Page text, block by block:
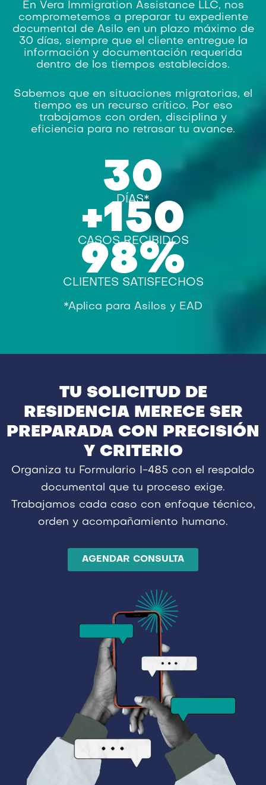
En Vera Immigration Assistance LLC, nos
comprometemos a preparar tu expediente
documental de Asilo en un plazo máximo de
30 días, siempre que el cliente entregue la
información y documentación requerida
dentro de los tiempos establecidos.
Sabemos que en situaciones migratorias, el
tiempo es un recurso crítico. Por eso
trabajamos con orden, disciplina y
eficiencia para no retrasar tu avance.
DÍAS*
30
CASOS RECIBIDOS
+150
CLIENTES SATISFECHOS
98%
*Aplica para Asilos y EAD
TU SOLICITUD DE
RESIDENCIA MERECE SER
PREPARADA CON PRECISIÓN
Y CRITERIO
Organiza tu Formulario I-485 con el respaldo
documental que tu proceso exige.
Trabajamos cada caso con enfoque técnico,
orden y acompañamiento humano.
AGENDAR CONSULTA